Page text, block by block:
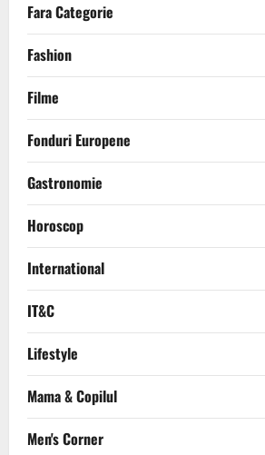
Fara Categorie
Fashion
Filme
Fonduri Europene
Gastronomie
Horoscop
International
IT&C
Lifestyle
Mama & Copilul
Men's Corner